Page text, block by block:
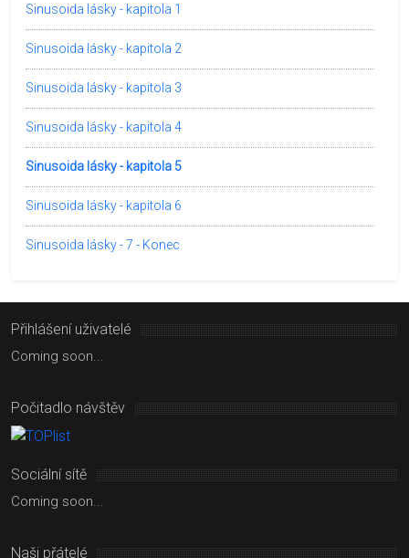
Sinusoida lásky - kapitola 1
Sinusoida lásky - kapitola 2
Sinusoida lásky - kapitola 3
Sinusoida lásky - kapitola 4
Sinusoida lásky - kapitola 5
Sinusoida lásky - kapitola 6
Sinusoida lásky - 7 - Konec
Přihlášení uživatelé
Coming soon...
Počitadlo návštěv
Sociální sítě
Coming soon...
Naši přátelé